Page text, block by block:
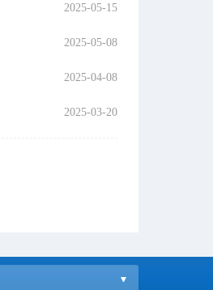
2025-05-15
2025-05-08
2025-04-08
2025-03-20